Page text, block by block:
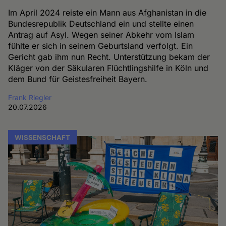
Im April 2024 reiste ein Mann aus Afghanistan in die
Bundesrepublik Deutschland ein und stellte einen
Antrag auf Asyl. Wegen seiner Abkehr vom Islam
fühlte er sich in seinem Geburtsland verfolgt. Ein
Gericht gab ihm nun Recht. Unterstützung bekam der
Kläger von der Säkularen Flüchtlingshilfe in Köln und
dem Bund für Geistesfreiheit Bayern.
Frank Riegler
20.07.2026
WISSENSCHAFT